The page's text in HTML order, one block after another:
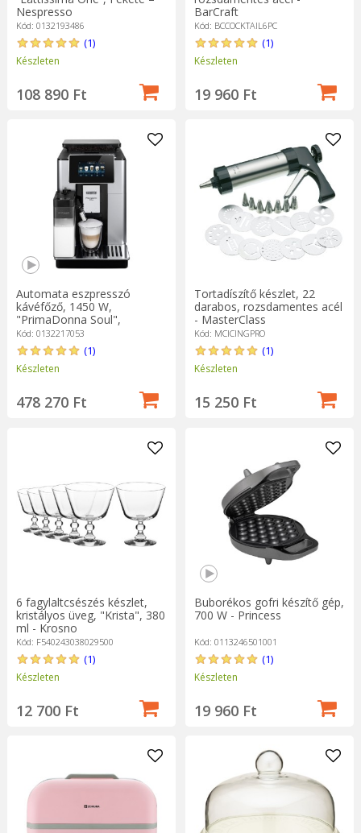
Nespresso
Kód: 0132193486
(1)
Készleten
108 890 Ft
BarCraft
Kód: BCCOCKTAIL6PC
(1)
Készleten
19 960 Ft
Automata eszpresszó
kávéfőző, 1450 W,
"PrimaDonna Soul",
Ezüst/Fekete - De'Longhi
Kód: 0132217053
(1)
Készleten
478 270 Ft
Tortadíszítő készlet, 22
darabos, rozsdamentes acél
- MasterClass
Kód: MCICINGPRO
(1)
Készleten
15 250 Ft
6 fagylaltcsészés készlet,
kristályos üveg, "Krista", 380
ml - Krosno
Kód: F540243038029500
(1)
Készleten
12 700 Ft
Buborékos gofri készítő gép,
700 W - Princess
Kód: 0113246501001
(1)
Készleten
19 960 Ft